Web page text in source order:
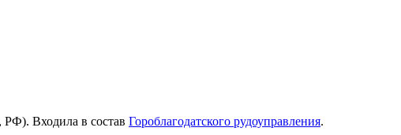
РФ). Входила в состав Гороблагодатского рудоуправления.